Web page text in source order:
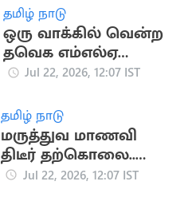
தமிழ் நாடு
ஒரு வாக்கில் வென்ற
தவெக எம்எல்ஏ
பதிலளிக்க உத்தரவு
Jul 22, 2026, 12:07 IST
தமிழ் நாடு
மருத்துவ மாணவி
திடீர் தற்கொலை..
போலீஸ் விசாரணை
Jul 22, 2026, 12:07 IST